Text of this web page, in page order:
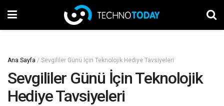
Ana Sayfa / Sevgililer Günü İçin Teknolojik Hediye Tavsiyeleri
Sevgililer Günü İçin Teknolojik
Hediye Tavsiyeleri